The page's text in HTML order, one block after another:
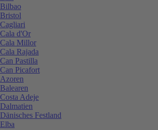
Bilbao
Bristol
Cagliari
Cala d'Or
Cala Millor
Cala Rajada
Can Pastilla
Can Picafort
Azoren
Balearen
Costa Adeje
Dalmatien
Dänisches Festland
Elba